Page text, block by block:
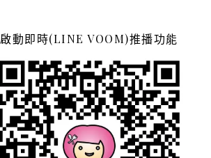
啟動即時(LINE VOOM)推播功能